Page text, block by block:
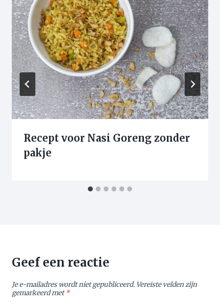
Recept voor Nasi Goreng zonder
pakje
Geef een reactie
Je e-mailadres wordt niet gepubliceerd. Vereiste velden zijn
gemarkeerd met*